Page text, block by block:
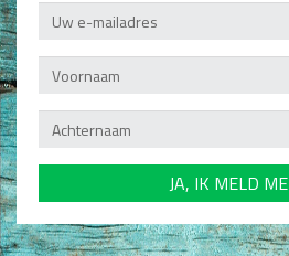
Bestellen en retourneren
Sprekers
Challenge Liefdevol
Bijbelstudie